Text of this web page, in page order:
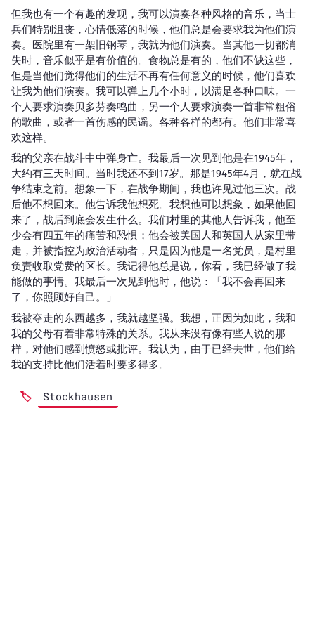
但我也有一个有趣的发现，我可以演奏各种风格的音乐，当士
兵们特别沮丧，心情低落的时候，他们总是会要求我为他们演
奏。医院里有一架旧钢琴，我就为他们演奏。当其他一切都消
失时，音乐似乎是有价值的。食物总是有的，他们不缺这些，
但是当他们觉得他们的生活不再有任何意义的时候，他们喜欢
让我为他们演奏。我可以弹上几个小时，以满足各种口味。一
个人要求演奏贝多芬奏鸣曲，另一个人要求演奏一首非常粗俗
的歌曲，或者一首伤感的民谣。各种各样的都有。他们非常喜
欢这样。
我的父亲在战斗中中弹身亡。我最后一次见到他是在1945年，
大约有三天时间。当时我还不到17岁。那是1945年4月，就在战
争结束之前。想象一下，在战争期间，我也许见过他三次。战
后他不想回来。他告诉我他想死。我想他可以想象，如果他回
来了，战后到底会发生什么。我们村里的其他人告诉我，他至
少会有四五年的痛苦和恐惧；他会被美国人和英国人从家里带
走，并被指控为政治活动者，只是因为他是一名党员，是村里
负责收取党费的区长。我记得他总是说，你看，我已经做了我
能做的事情。我最后一次见到他时，他说：「我不会再回来
了，你照顾好自己。」
我被夺走的东西越多，我就越坚强。我想，正因为如此，我和
我的父母有着非常特殊的关系。我从来没有像有些人说的那
样，对他们感到愤怒或批评。我认为，由于已经去世，他们给
我的支持比他们活着时要多得多。
Stockhausen